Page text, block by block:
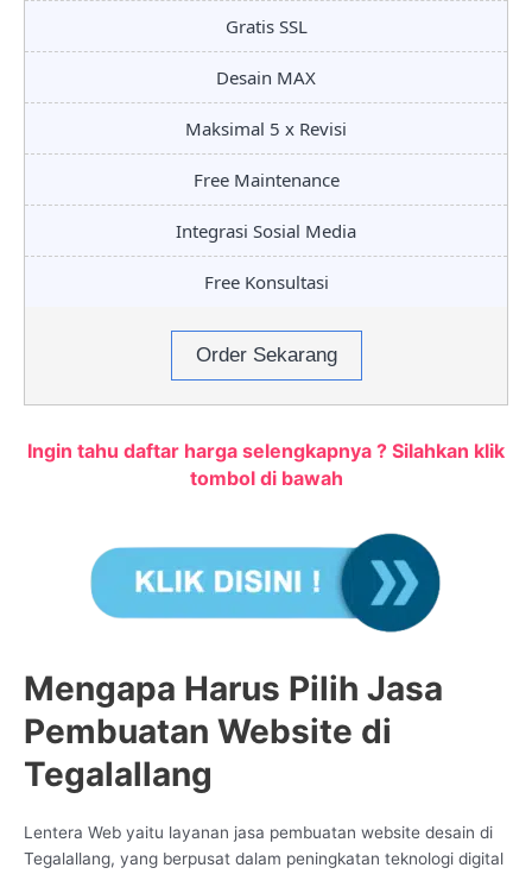
Gratis SSL
Desain MAX
Maksimal 5 x Revisi
Free Maintenance
Integrasi Sosial Media
Free Konsultasi
Order Sekarang
Ingin tahu daftar harga selengkapnya ? Silahkan klik
tombol di bawah
Mengapa Harus Pilih Jasa
Pembuatan Website di
Tegalallang
Lentera Web yaitu layanan jasa pembuatan website desain di
Tegalallang, yang berpusat dalam peningkatan teknologi digital